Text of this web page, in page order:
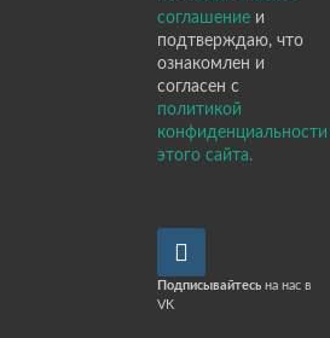
соглашениеи
подтверждаю, что
ознакомлен и
согласен с
политикой
конфиденциальности
этого сайта.
Подписывайтесьна нас в
VK